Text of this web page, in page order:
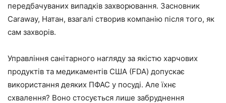
передбачуваних випадків захворювання. Засновник
Caraway, Натан, взагалі створив компанію після того, як
сам захворів.
Управління санітарного нагляду за якістю харчових
продуктів та медикаментів США (FDA) допускає
використання деяких ПФАС у посуді. Але їхнє
схвалення? Воно стосується лише забруднення